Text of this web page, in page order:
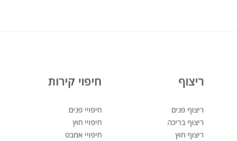
ריצוף
ריצוף פנים
ריצוף בריכה
ריצוף חוץ
חיפוי קירות
חיפויי פנים
חיפויי חוץ
חיפויי אמבט